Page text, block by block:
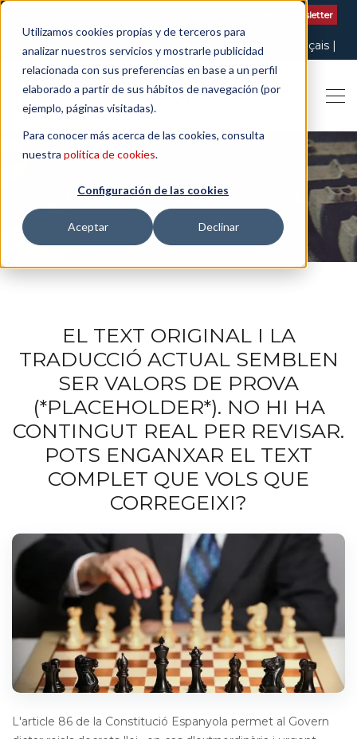
Utilizamos cookies propias y de terceros para
analizar nuestros servicios y mostrarle publicidad
relacionada con sus preferencias en base a un perfil
elaborado a partir de sus hábitos de navegación (por
ejemplo, páginas visitadas).
Para conocer más acerca de las cookies, consulta
nuestra política de cookies.
Configuración de las cookies
Aceptar Declinar
Subscriu-te al nostre Newsletter
Català
English Español Français
Italiano
THE ART OF BEING LEGAL
EL TEXT ORIGINAL I LA
TRADUCCIÓ ACTUAL SEMBLEN
SER VALORS DE PROVA
(*PLACEHOLDER*). NO HI HA
CONTINGUT REAL PER REVISAR.
POTS ENGANXAR EL TEXT
COMPLET QUE VOLS QUE
CORREGEIXI?
L'article 86 de la Constitució Espanyola permet al Govern